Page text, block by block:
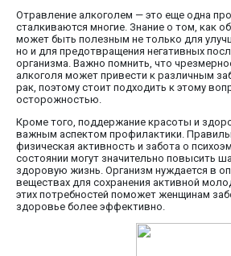
Отравление алкоголем — это еще одна
сталкиваются многие. Знание о том, как
может быть полезным не только для
но и для предотвращения негативных
организма. Важно помнить, что
алкоголя может привести к различным
рак, поэтому стоит подходить к этому
осторожностью.
Кроме того, поддержание красоты и
важным аспектом профилактики.
физическая активность и забота о
состоянии могут значительно повысить
здоровую жизнь. Организм нуждается в
веществах для сохранения активной
этих потребностей поможет женщинам
здоровье более эффективно.